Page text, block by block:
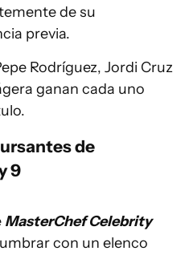
de su
previa.
Rodríguez, Jordi Cruz
ganan cada uno
de
9
MasterChef Celebrity
con un elenco